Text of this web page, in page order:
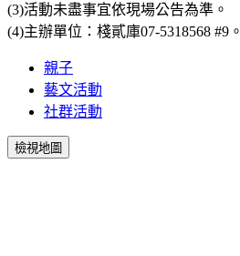
(3)活動未盡事宜依現場公告為準。
(4)主辦單位：棧貳庫07-5318568 #9。
親子
藝文活動
社群活動
檢視地圖